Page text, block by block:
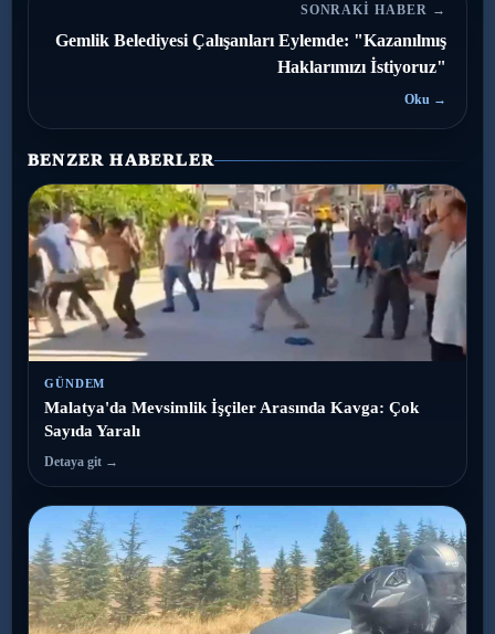
SONRAKI HABER →
Gemlik Belediyesi Çalışanları Eylemde: "Kazanılmış
Haklarımızı İstiyoruz"
Oku →
BENZER HABERLER
GÜNDEM
Malatya'da Mevsimlik İşçiler Arasında Kavga: Çok
Sayıda Yaralı
Detaya git →